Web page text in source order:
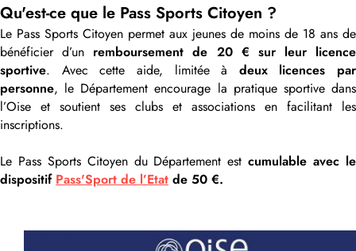
Qu'est-ce que le Pass Sports Citoyen ?
Le Pass Sports Citoyen permet aux jeunes de moins de 18 ans de
bénéficier d’un remboursement de 20 € sur leur licence
sportive. Avec cette aide, limitée à deux licences par
personne, le Département encourage la pratique sportive dans
l’Oise et soutient ses clubs et associations en facilitant les
inscriptions.
Le Pass Sports Citoyen du Département estcumulable avec le
dispositif Pass'Sport de l’Etat de 50 €.